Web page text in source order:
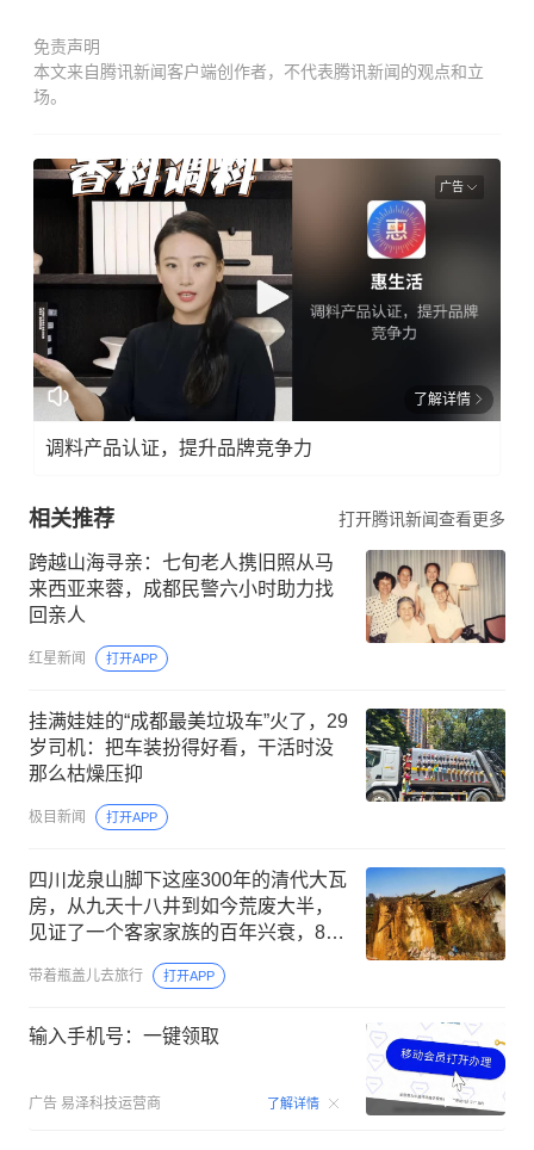
免责声明
本文来自腾讯新闻客户端创作者，不代表腾讯新闻的观点和立
场。
广告
了解详情
调料产品认证，提升品牌竞争力
相关推荐 打开腾讯新闻查看更多
跨越山海寻亲：七旬老人携旧照从马
来西亚来蓉，成都民警六小时助力找
回亲人
红星新闻 打开APP
挂满娃娃的“成都最美垃圾车”火了，29
岁司机：把车装扮得好看，干活时没
那么枯燥压抑
极目新闻 打开APP
四川龙泉山脚下这座300年的清代大瓦
房，从九天十八井到如今荒废大半，
见证了一个客家家族的百年兴衰，80
岁老人道出心酸缘由
带着瓶盖儿去旅行 打开APP
输入手机号：一键领取
广告 易泽科技运营商 了解详情 00:15